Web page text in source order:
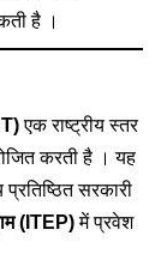
है ।
एक राष्ट्रीय स्तर
करती है । यह
सरकारी
(ITEP)में प्रवेश